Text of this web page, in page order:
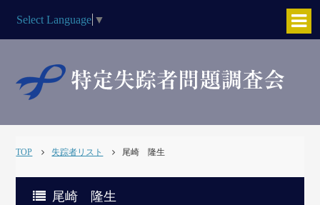
Select Language ▼
TOP 失踪者リスト 尾崎 隆生
尾崎 隆生